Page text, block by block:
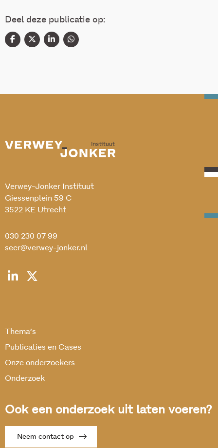
Deel deze publicatie op:
Verwey-Jonker Instituut
Giessenplein 59 C
3522 KE Utrecht
030 230 07 99
secr@verwey-jonker.nl
Thema’s
Publicaties en Cases
Onze onderzoekers
Onderzoek
Ook een onderzoek uit laten voeren?
Neem contact op